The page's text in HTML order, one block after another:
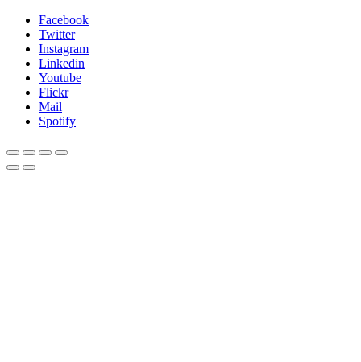
Facebook
Twitter
Instagram
Linkedin
Youtube
Flickr
Mail
Spotify